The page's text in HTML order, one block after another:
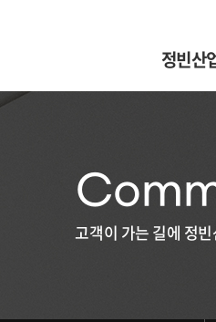
정빈산
고객이 가는 길에 정